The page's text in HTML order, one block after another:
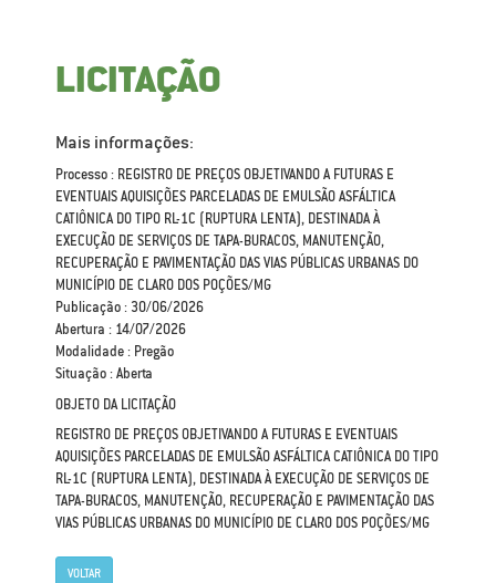
LICITAÇÃO
Mais informações:
Processo : REGISTRO DE PREÇOS OBJETIVANDO A FUTURAS E
EVENTUAIS AQUISIÇÕES PARCELADAS DE EMULSÃO ASFÁLTICA
CATIÔNICA DO TIPO RL-1C (RUPTURA LENTA), DESTINADA À
EXECUÇÃO DE SERVIÇOS DE TAPA-BURACOS, MANUTENÇÃO,
RECUPERAÇÃO E PAVIMENTAÇÃO DAS VIAS PÚBLICAS URBANAS DO
MUNICÍPIO DE CLARO DOS POÇÕES/MG
Publicação : 30/06/2026
Abertura : 14/07/2026
Modalidade : Pregão
Situação : Aberta
OBJETO DA LICITAÇÃO
REGISTRO DE PREÇOS OBJETIVANDO A FUTURAS E EVENTUAIS
AQUISIÇÕES PARCELADAS DE EMULSÃO ASFÁLTICA CATIÔNICA DO TIPO
RL-1C (RUPTURA LENTA), DESTINADA À EXECUÇÃO DE SERVIÇOS DE
TAPA-BURACOS, MANUTENÇÃO, RECUPERAÇÃO E PAVIMENTAÇÃO DAS
VIAS PÚBLICAS URBANAS DO MUNICÍPIO DE CLARO DOS POÇÕES/MG
VOLTAR